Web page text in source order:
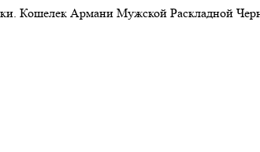
Кошелек Армани Мужской Раскладной